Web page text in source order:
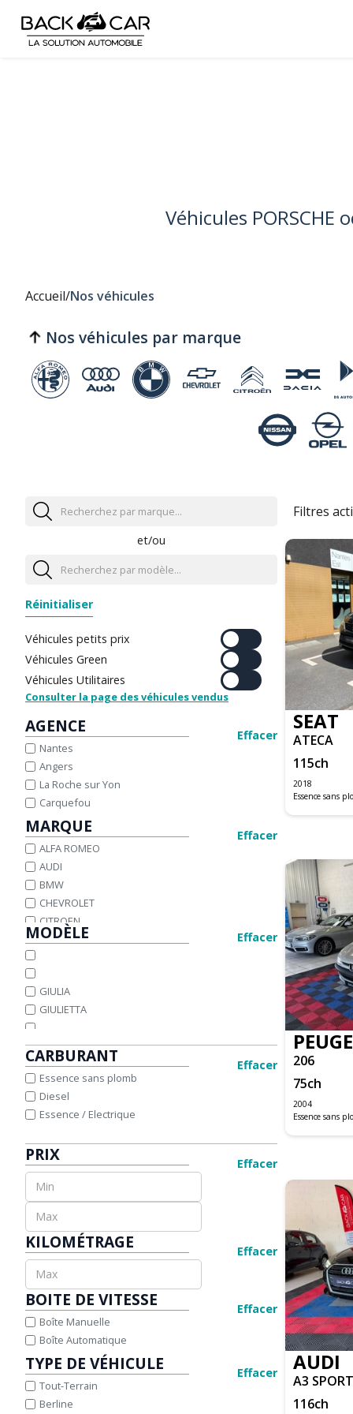
Véhicules PORSCHE
Accueil/Nos véhicules
Nos véhicules par marque
et/ou
Réinitialiser
Véhicules petits prix
Véhicules Green
Véhicules Utilitaires
Consulter la page des véhicules vendus
AGENCE Effacer
Nantes
Angers
La Roche sur Yon
Carquefou
MARQUE Effacer
ALFA ROMEO
AUDI
BMW
CHEVROLET
CITROEN
DACIA
FORD
HONDA
IVECO
JAGUAR
JEEP
KIA
LAND ROVER
MAZDA
MERCEDES-BENZ
MINI
NISSAN
OPEL
PEUGEOT
SEAT
SKODA
SUZUKI
TOYOTA
VOLKSWAGEN
VOLVO
MODÈLE Effacer
GIULIA
GIULIETTA
A1 SPORTBACK
A3
A3 BERLINE BUSINESS
A3 SPORTBACK
A4 AVANT
A4 CABRIOLET
A5
Q2
Q3
Q5
Q8
SQ5
TT COUPE
M3 CABRIOLET E93
SERIE 1 CABRIOLET E88
CARBURANT Effacer
Essence sans plomb
Diesel
Essence / Electrique
PRIX Effacer
KILOMÉTRAGE Effacer
BOITE DE VITESSE Effacer
Boîte Manuelle
Boîte Automatique
TYPE DE VÉHICULE Effacer
Tout-Terrain
Berline
Filtres
SEAT
ATECA
115ch
2018
Essence sans
206
75ch
2004
Essence sans
AUDI
A3
116ch